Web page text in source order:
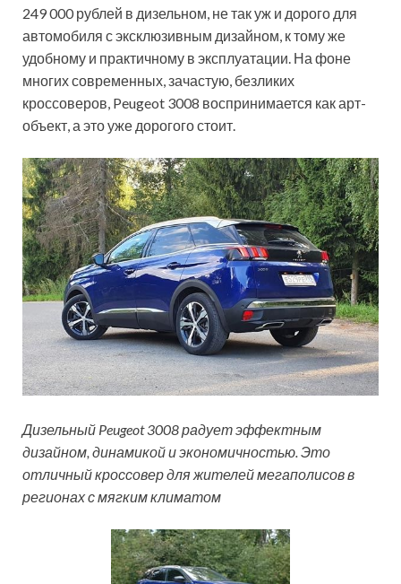
249 000 рублей в дизельном, не так уж и дорого для
автомобиля с эксклюзивным дизайном, к тому же
удобному и практичному в эксплуатации. На фоне
многих современных, зачастую, безликих
кроссоверов, Peugeot 3008 воспринимается как арт-
объект, а это уже дорогого стоит.
Дизельный Peugeot 3008 радует эффектным
дизайном, динамикой и экономичностью. Это
отличный кроссовер для жителей мегаполисов в
регионах с мягким климатом